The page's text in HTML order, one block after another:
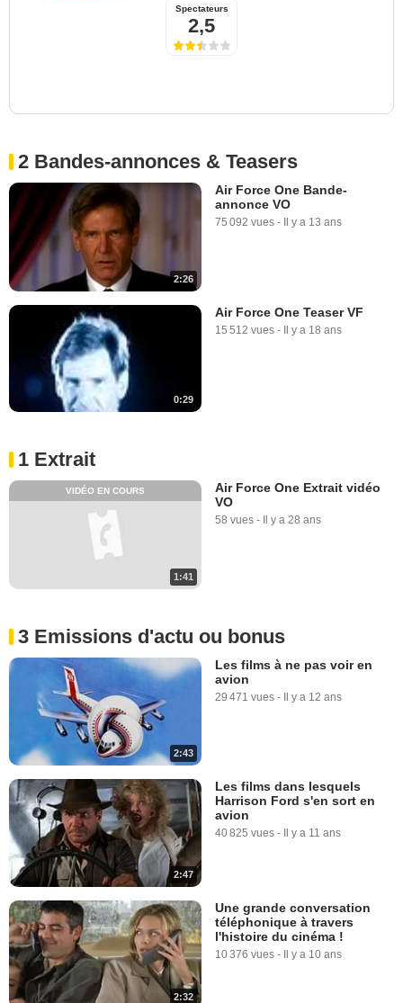
Spectateurs
2,5
2 Bandes-annonces & Teasers
2:26
Air Force One Bande-
annonce VO
75 092 vues - Il y a 13 ans
0:29
Air Force One Teaser VF
15 512 vues - Il y a 18 ans
1 Extrait
1:41
VIDÉO EN COURS
Air Force One Extrait vidéo
VO
58 vues - Il y a 28 ans
3 Emissions d'actu ou bonus
2:43
Les films à ne pas voir en
avion
29 471 vues - Il y a 12 ans
2:47
Les films dans lesquels
Harrison Ford s'en sort en
avion
40 825 vues - Il y a 11 ans
2:32
Une grande conversation
téléphonique à travers
l'histoire du cinéma !
10 376 vues - Il y a 10 ans